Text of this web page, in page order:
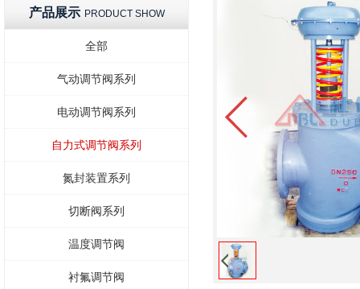
产品展示 PRODUCT SHOW
全部
气动调节阀系列
电动调节阀系列
自力式调节阀系列
氮封装置系列
切断阀系列
温度调节阀
衬氟调节阀